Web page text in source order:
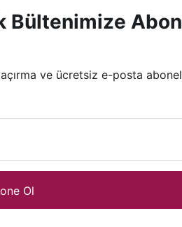
Bültenimize
ve ücretsiz e-posta